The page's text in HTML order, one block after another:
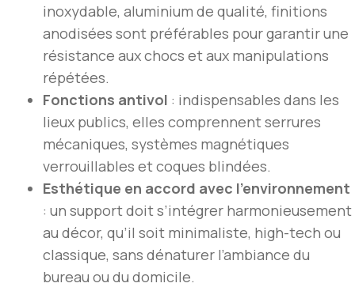
inoxydable, aluminium de qualité, finitions
anodisées sont préférables pour garantir une
résistance aux chocs et aux manipulations
répétées.
Fonctions antivol : indispensables dans les
lieux publics, elles comprennent serrures
mécaniques, systèmes magnétiques
verrouillables et coques blindées.
Esthétique en accord avec l’environnement
: un support doit s’intégrer harmonieusement
au décor, qu’il soit minimaliste, high-tech ou
classique, sans dénaturer l’ambiance du
bureau ou du domicile.